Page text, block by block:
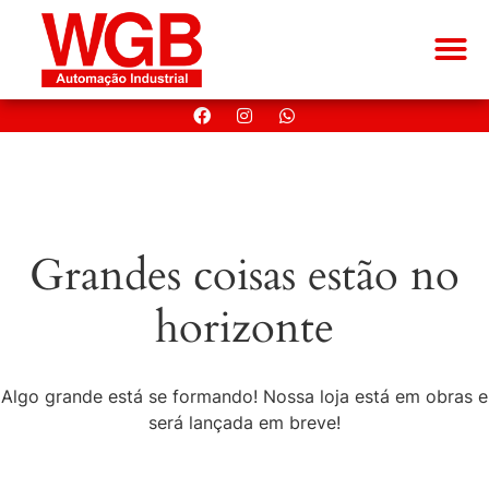
Grandes coisas estão no
horizonte
Algo grande está se formando! Nossa loja está em obras e
será lançada em breve!